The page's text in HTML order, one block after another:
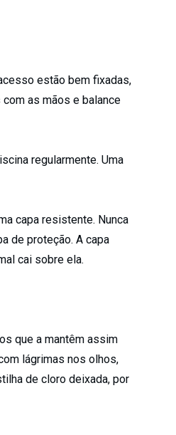
estão bem fixadas,
as mãos e balance
regularmente. Uma
capa resistente. Nunca
de proteção. A capa
cai sobre ela.
que a mantêm assim
lágrimas nos olhos,
de cloro deixada, por